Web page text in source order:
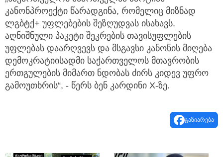
კანონპროექტი წარადგინა, რომელიც მიზნად
ლგბტქ+ უფლებების შეზღუდვას ისახავს.
აღნიშნული პაკეტი შეკრების თავისუფლების
უფლებას დაარღვევს და მსგავსი კანონის მიღება
დემოკრატიისადმი საქართველოს მთავრობის
ერთგულების მიმართ ნდობას ძირს კიდევ უფრო
გამოუთხრის“, - წერს ბენ კარდინი X-ზე.
გაზიარება